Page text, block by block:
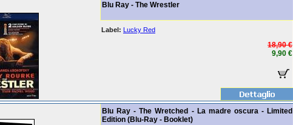
Blu Ray - The Wrestler
Label: Lucky Red
18,90 €
9,90 €
Blu Ray - The Wretched - La madre oscura - Limited
Edition (Blu-Ray - Booklet)